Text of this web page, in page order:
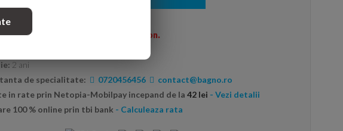
GRATUIT la comenzi peste 600 Ron.
2 ani
de specialitate:
0720456456
contact@bagno.ro
in rate prin Netopia-Mobilpay incepand de la 42 lei - Vezi detalii
100 % online prin tbi bank - Calculeaza rata